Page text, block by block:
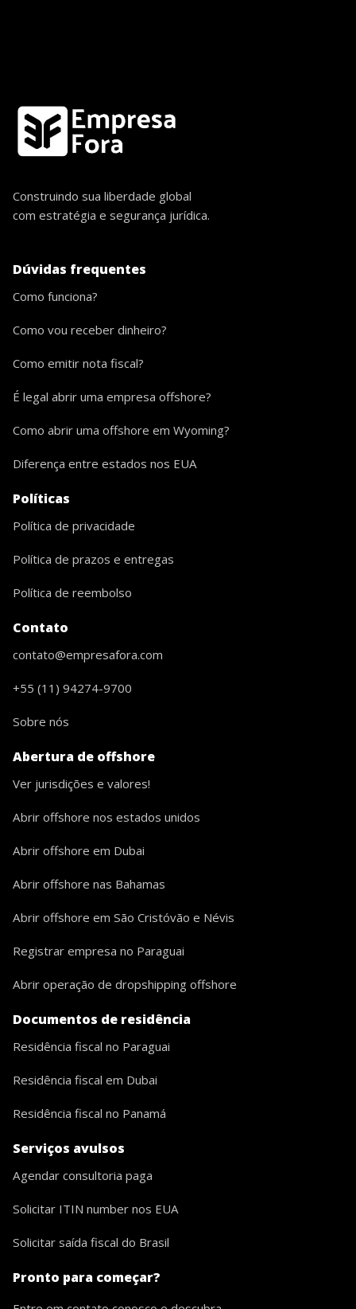
Construindo sua liberdade global
com estratégia e segurança jurídica.
Dúvidas frequentes
Como funciona?
Como vou receber dinheiro?
Como emitir nota fiscal?
É legal abrir uma empresa offshore?
Como abrir uma offshore em Wyoming?
Diferença entre estados nos EUA
Políticas
Política de privacidade
Política de prazos e entregas
Política de reembolso
Contato
contato@empresafora.com
+55 (11) 94274-9700
Sobre nós
Abertura de offshore
Ver jurisdições e valores!
Abrir offshore nos estados unidos
Abrir offshore em Dubai
Abrir offshore nas Bahamas
Abrir offshore em São Cristóvão e Névis
Registrar empresa no Paraguai
Abrir operação de dropshipping offshore
Documentos de residência
Residência fiscal no Paraguai
Residência fiscal em Dubai
Residência fiscal no Panamá
Serviços avulsos
Agendar consultoria paga
Solicitar ITIN number nos EUA
Solicitar saída fiscal do Brasil
Pronto para começar?